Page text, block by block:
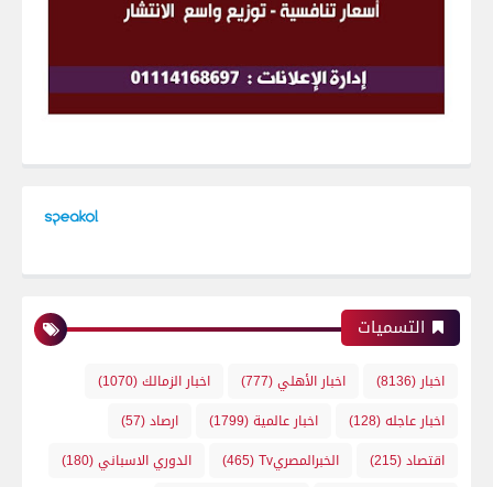
التسميات
اخبار (8136) اخبار الأهلي(777) اخبار الزمالك(1070)
اخبار عاجله(128) اخبار عالمية(1799) ارصاد(57)
اقتصاد(215) الخبرالمصريTv (465) الدوري الاسباني(180)